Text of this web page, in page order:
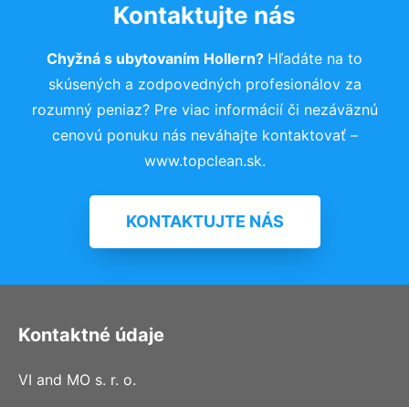
Kontaktujte nás
Chyžná s ubytovaním Hollern? Hľadáte na to
skúsených a zodpovedných profesionálov za
rozumný peniaz? Pre viac informácií či nezáväznú
cenovú ponuku nás neváhajte kontaktovať –
www.topclean.sk.
KONTAKTUJTE NÁS
Kontaktné údaje
VI and MO s. r. o.